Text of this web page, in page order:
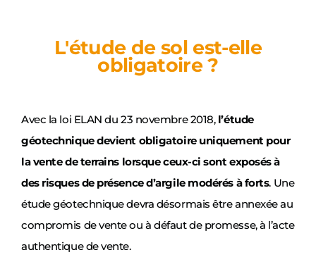
L'étude de sol est-elle
obligatoire ?
Avec la loi ELAN du 23 novembre 2018, l’étude
géotechnique devient obligatoire uniquement pour
la vente de terrains lorsque ceux-ci sont exposés à
des risques de présence d’argile modérés à forts. Une
étude géotechnique devra désormais être annexée au
compromis de vente ou à défaut de promesse, à l’acte
authentique de vente.